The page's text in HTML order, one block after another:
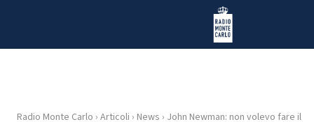
Radio Monte Carlo
Radio Monte Carlo › Articoli › News › John Newman: non volevo fare il